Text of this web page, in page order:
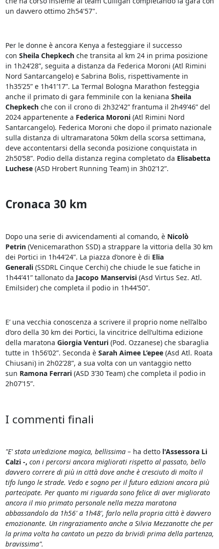
un davvero ottimo 2h54'57".
Per le donne è ancora Kenya a festeggiare il successo
con Sheila Chepkechche transita al km 24 in prima posizione
in 1h24’28”, seguita a distanza da Federica Moroni (Atl Rimini
Nord Santarcangelo) e Sabrina Bolis, rispettivamente in
1h35’25” e 1h41’17”. La Termal Bologna Marathon festeggia
anche il primato di gara femminile con la keniana Sheila
Chepkechche con il crono di 2h32’42” frantuma il 2h49’46” del
2024 appartenente a Federica Moroni(Atl Rimini Nord
Santarcangelo). Federica Moroni che dopo il primato nazionale
sulla distanza di ultramaratona 50km della scorsa settimana,
deve accontentarsi della seconda posizione conquistata in
2h50’58”. Podio della distanza regina completato da Elisabetta
Luchese(ASD Hrobert Running Team) in 3h02’12”.
Cronaca 30 km
Dopo una serie di avvicendamenti al comando, è Nicolò
Petrin(Venicemarathon SSD) a strappare la vittoria della 30 km
dei Portici in 1h44’24”. La piazza d’onore è di Elia
Generali(SSDRL Cinque Cerchi) che chiude le sue fatiche in
1h44’41” tallonato da Jacopo Manservisi(Asd Virtus Sez. Atl.
Emilsider) che completa il podio in 1h44’50”.
E’ una vecchia conoscenza a scrivere il proprio nome nell’albo
d’oro della 30 km dei Portici, la vincitrice dell’ultima edizione
della maratona Giorgia Venturi(Pod. Ozzanese) che sbaraglia
tutte in 1h56’02”. Seconda è Sarah Aimee L’epee(Asd Atl. Roata
Chiusani) in 2h02’28”, a sua volta con un vantaggio netto
sun Ramona Ferrari(ASD 3’30 Team) che completa il podio in
2h07’15”.
I commenti finali
"E' stata un'edizione magica, bellissima – ha detto l'Assessora Li
Calzi -, con i percorsi ancora migliorati rispetto al passato, bello
davvero correre di più in città dove anche è cresciuto di molto il
tifo lungo le strade. Vedo e sogno per il futuro edizioni ancora più
partecipate. Per quanto mi riguarda sono felice di aver migliorato
ancora il mio primato personale nella mezza maratona
abbassandolo da 1h56' a 1h48', farlo nella propria città è davvero
emozionante. Un ringraziamento anche a Silvia Mezzanotte che per
la prima volta ha cantato un pezzo da brividi prima della partenza,
bravissima".